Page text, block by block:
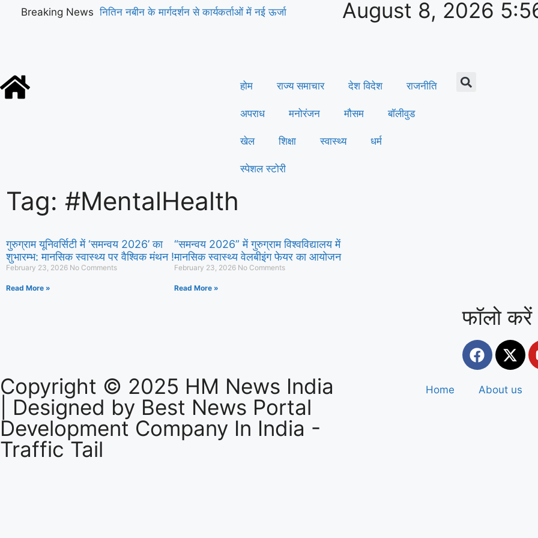
Breaking News नितिन नबीन के मार्गदर्शन से कार्यकर्ताओं में नई ऊर्जा
कांवड़ यात्रा को लेकर गुरुग्राम पुलिस पूरी तरह मुस्तैद
August 8, 2026
होम राज्य समाचार देश विदेश राजनीति
अपराध मनोरंजन मौसम बॉलीवुड
खेल शिक्षा स्वास्थ्य धर्म
स्पेशल स्टोरी
Tag: #MentalHealth
गुरुग्राम यूनिवर्सिटी में ‘समन्वय 2026’ का
शुभारम्भ: मानसिक स्वास्थ्य पर वैश्विक मंथन !
February 23, 2026 No Comments
Read More »
“समन्वय 2026” में गुरुग्राम विश्वविद्यालय में
मानसिक स्वास्थ्य वेलबीइंग फेयर का आयोजन
February 23, 2026 No Comments
Read More »
फॉलो करें
Copyright © 2025 HM News India
| Designed by Best News Portal
Development Company In India -
Traffic Tail
Home About us